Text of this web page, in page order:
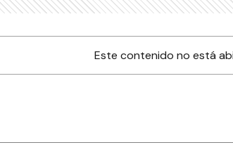
Este contenido no está